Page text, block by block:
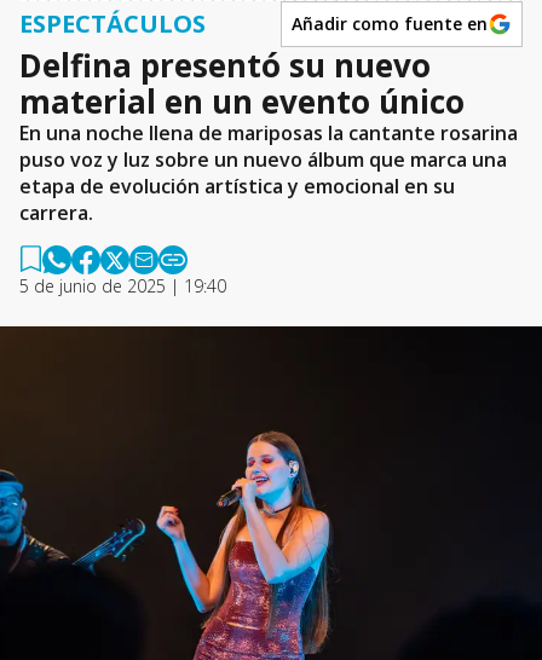
ESPECTÁCULOS Añadir como fuente en
Delfina presentó su nuevo
material en un evento único
En una noche llena de mariposas la cantante rosarina
puso voz y luz sobre un nuevo álbum que marca una
etapa de evolución artística y emocional en su
carrera.
5 de junio de 2025 | 19:40